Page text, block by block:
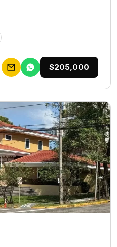
$205,000